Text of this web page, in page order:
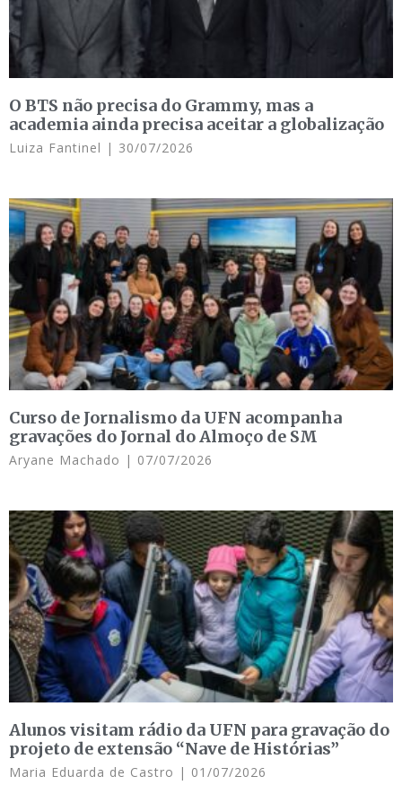
O BTS não precisa do Grammy, mas a
academia ainda precisa aceitar a globalização
Luiza Fantinel 30/07/2026
Curso de Jornalismo da UFN acompanha
gravações do Jornal do Almoço de SM
Aryane Machado 07/07/2026
Alunos visitam rádio da UFN para gravação do
projeto de extensão “Nave de Histórias”
Maria Eduarda de Castro 01/07/2026